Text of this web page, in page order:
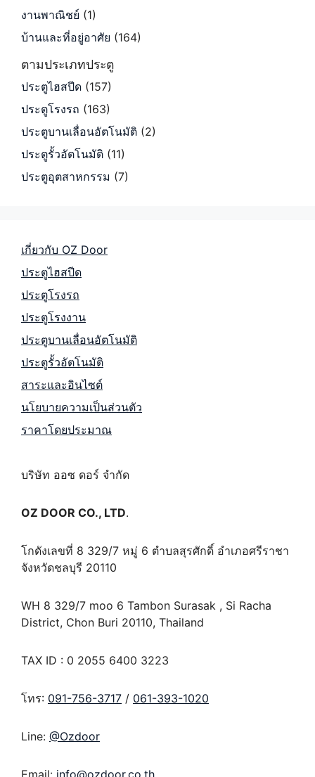
งานพาณิชย์ (1)
บ้านและที่อยู่อาศัย (164)
ตามประเภทประตู
ประตูไฮสปีด (157)
ประตูโรงรถ (163)
ประตูบานเลื่อนอัตโนมัติ (2)
ประตูรั้วอัตโนมัติ (11)
ประตูอุตสาหกรรม (7)
เกี่ยวกับ OZ Door
ประตูไฮสปีด
ประตูโรงรถ
ประตูโรงงาน
ประตูบานเลื่อนอัตโนมัติ
ประตูรั้วอัตโนมัติ
สาระและอินไซต์
นโยบายความเป็นส่วนตัว
ราคาโดยประมาณ
บริษัท ออซ ดอร์ จำกัด
OZ DOOR CO., LTD.
โกดังเลขที่ 8 329/7 หมู่ 6 ตำบลสุรศักดิ์ อำเภอศรีราชา
จังหวัดชลบุรี 20110
WH 8 329/7 moo 6 Tambon Surasak , Si Racha
District, Chon Buri 20110, Thailand
TAX ID : 0 2055 6400 3223
โทร: 091-756-3717 / 061-393-1020
Line: @Ozdoor